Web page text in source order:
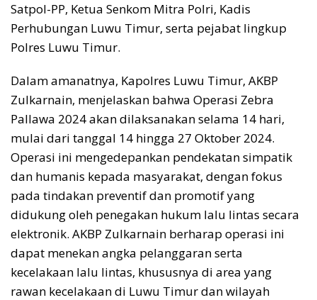
Satpol-PP, Ketua Senkom Mitra Polri, Kadis
Perhubungan Luwu Timur, serta pejabat lingkup
Polres Luwu Timur.
Dalam amanatnya, Kapolres Luwu Timur, AKBP
Zulkarnain, menjelaskan bahwa Operasi Zebra
Pallawa 2024 akan dilaksanakan selama 14 hari,
mulai dari tanggal 14 hingga 27 Oktober 2024.
Operasi ini mengedepankan pendekatan simpatik
dan humanis kepada masyarakat, dengan fokus
pada tindakan preventif dan promotif yang
didukung oleh penegakan hukum lalu lintas secara
elektronik. AKBP Zulkarnain berharap operasi ini
dapat menekan angka pelanggaran serta
kecelakaan lalu lintas, khususnya di area yang
rawan kecelakaan di Luwu Timur dan wilayah